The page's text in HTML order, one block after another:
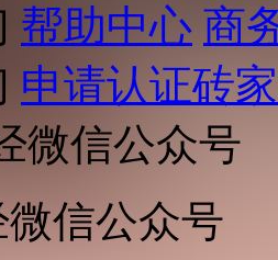
帮助中心 商
申请认证砖家
信公众号